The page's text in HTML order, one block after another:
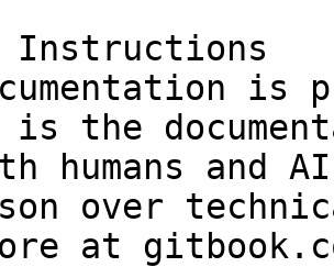
Instructions
is
is the
humans and
over
at